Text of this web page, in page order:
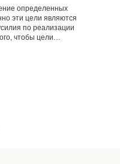
определенных
эти цели являются
по реализации
чтобы цели…